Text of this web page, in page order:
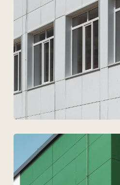
Файлдарды жүктеу
өңделуіне келісемін
Жобаны талқылау